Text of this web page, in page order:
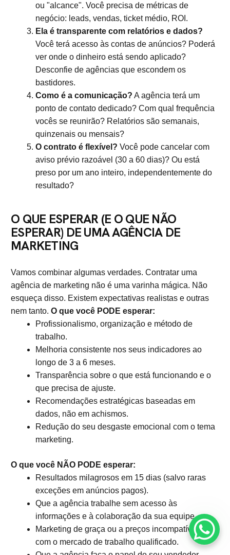
ou "alcance". Você precisa de métricas de
negócio: leads, vendas, ticket médio, ROI.
Ela é transparente com relatórios e dados?
Você terá acesso às contas de anúncios? Poderá
ver onde o dinheiro está sendo aplicado?
Desconfie de agências que escondem os
bastidores.
Como é a comunicação? A agência terá um
ponto de contato dedicado? Com qual frequência
vocês se reunirão? Relatórios são semanais,
quinzenais ou mensais?
O contrato é flexível? Você pode cancelar com
aviso prévio razoável (30 a 60 dias)? Ou está
preso por um ano inteiro, independentemente do
resultado?
O QUE ESPERAR (E O QUE NÃO
ESPERAR) DE UMA AGÊNCIA DE
MARKETING
Vamos combinar algumas verdades. Contratar uma
agência de marketing não é uma varinha mágica. Não
esqueça disso. Existem expectativas realistas e outras
nem tanto. O que você PODE esperar:
Profissionalismo, organização e método de
trabalho.
Melhoria consistente nos seus indicadores ao
longo de 3 a 6 meses.
Transparência sobre o que está funcionando e o
que precisa de ajuste.
Recomendações estratégicas baseadas em
dados, não em achismos.
Redução do seu desgaste emocional com o tema
marketing.
O que você NÃO PODE esperar:
Resultados milagrosos em 15 dias (salvo raras
exceções em anúncios pagos).
Que a agência trabalhe sem acesso às
informações e à colaboração da sua equipe.
Marketing de graça ou a preços incompatíveis
com o mercado de trabalho qualificado.